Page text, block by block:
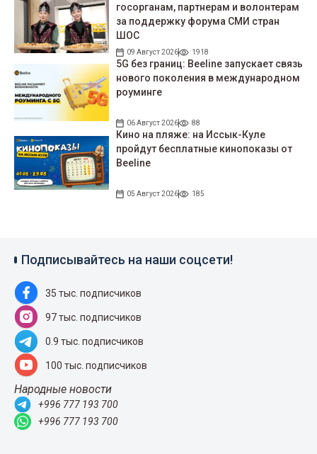
госорганам, партнерам и волонтерам
за поддержку форума СМИ стран
ШОС
09 Август 2026 1918
5G без границ: Beeline запускает связь
нового поколения в международном
роуминге
06 Август 2026 88
Кино на пляже: на Иссык-Куле
пройдут беcплатные кинопоказы от
Beeline
05 Август 2026 185
Подписывайтесь на наши соцсети!
35 тыс. подписчиков
97 тыс. подписчиков
0.9 тыс. подписчиков
100 тыс. подписчиков
Народные новости
+996 777 193 700
+996 777 193 700